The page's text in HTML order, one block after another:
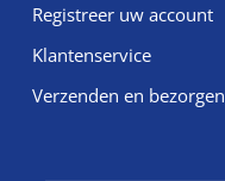
Registreer uw account
Klantenservice
Verzenden en bezorgen